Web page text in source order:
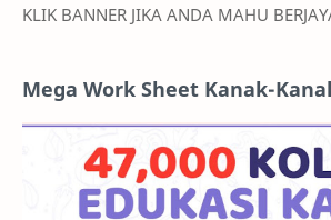
KLIK BANNER JIKA ANDA MAHU
Mega Work Sheet Kanak-